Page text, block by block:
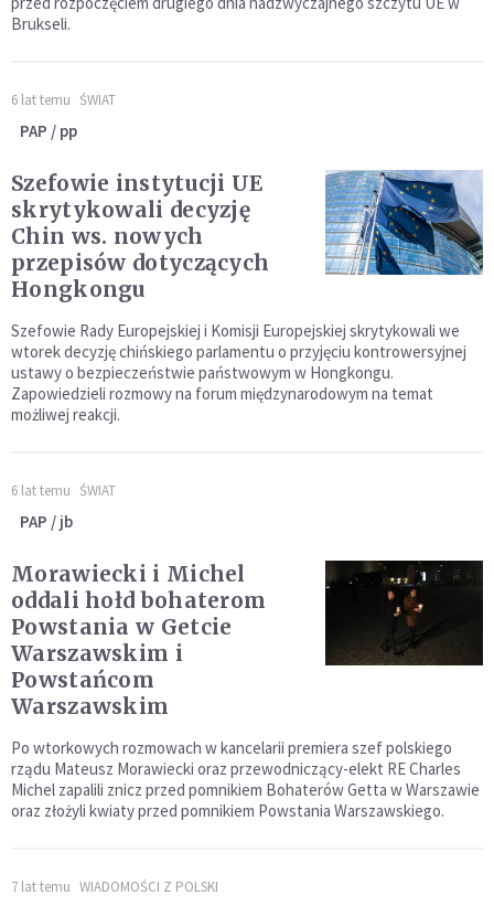
Brukseli.
6 lat temu ŚWIAT
PAP / pp
Szefowie instytucji UE
skrytykowali decyzję
Chin ws. nowych
przepisów dotyczących
Hongkongu
Szefowie Rady Europejskiej i Komisji Europejskiej skrytykowali we
wtorek decyzję chińskiego parlamentu o przyjęciu kontrowersyjnej
ustawy o bezpieczeństwie państwowym w Hongkongu.
Zapowiedzieli rozmowy na forum międzynarodowym na temat
możliwej reakcji.
6 lat temu ŚWIAT
PAP / jb
Morawiecki i Michel
oddali hołd bohaterom
Powstania w Getcie
Warszawskim i
Powstańcom
Warszawskim
Po wtorkowych rozmowach w kancelarii premiera szef polskiego
rządu Mateusz Morawiecki oraz przewodniczący-elekt RE Charles
Michel zapalili znicz przed pomnikiem Bohaterów Getta w Warszawie
oraz złożyli kwiaty przed pomnikiem Powstania Warszawskiego.
7 lat temu WIADOMOŚCI Z POLSKI